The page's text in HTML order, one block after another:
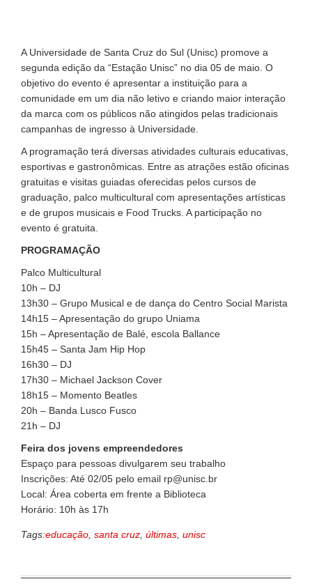
A Universidade de Santa Cruz do Sul (Unisc) promove a
segunda edição da “Estação Unisc” no dia 05 de maio. O
objetivo do evento é apresentar a instituição para a
comunidade em um dia não letivo e criando maior interação
da marca com os públicos não atingidos pelas tradicionais
campanhas de ingresso à Universidade.
A programação terá diversas atividades culturais educativas,
esportivas e gastronômicas. Entre as atrações estão oficinas
gratuitas e visitas guiadas oferecidas pelos cursos de
graduação, palco multicultural com apresentações artísticas
e de grupos musicais e Food Trucks. A participação no
evento é gratuita.
PROGRAMAÇÃO
Palco Multicultural
10h – DJ
13h30 – Grupo Musical e de dança do Centro Social Marista
14h15 – Apresentação do grupo Uniama
15h – Apresentação de Balé, escola Ballance
15h45 – Santa Jam Hip Hop
16h30 – DJ
17h30 – Michael Jackson Cover
18h15 – Momento Beatles
20h – Banda Lusco Fusco
21h – DJ
Feira dos jovens empreendedores
Espaço para pessoas divulgarem seu trabalho
Inscrições: Até 02/05 pelo email rp@unisc.br
Local: Área coberta em frente a Biblioteca
Horário: 10h às 17h
Tags:educação, santa cruz, últimas, unisc